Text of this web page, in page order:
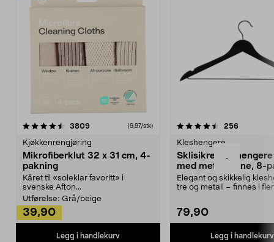
-
3809anmeldelser(9,97/stk)
Kjøkkenrengjøring
Mikrofiberklut 32 x 31 cm, 4-
pakning
Kåret til «soleklar favoritt» i
svenske Afton...
Utførelse: Grå/beige
39,90
Legg i handlekurv
4.5av 5 stjerner 256
Kleshengere
Sklisikre
med metallpinne, 8-
Elegant og skikkelig
tre og metall – finnes i
79,90
Legg i handlekurv
4.5av 5 stjerner